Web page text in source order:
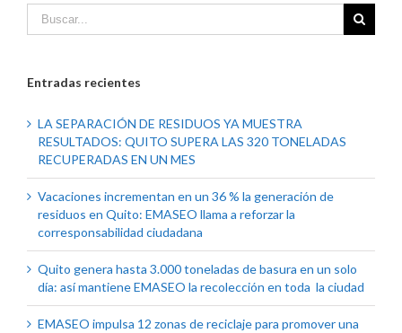
Entradas recientes
LA SEPARACIÓN DE RESIDUOS YA MUESTRA
RESULTADOS: QUITO SUPERA LAS 320 TONELADAS
RECUPERADAS EN UN MES
Vacaciones incrementan en un 36 % la generación de
residuos en Quito: EMASEO llama a reforzar la
corresponsabilidad ciudadana
Quito genera hasta 3.000 toneladas de basura en un solo
día: así mantiene EMASEO la recolección en toda la ciudad
EMASEO impulsa 12 zonas de reciclaje para promover una